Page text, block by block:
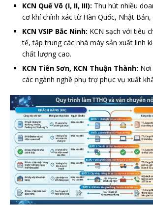
KCN Quế Võ (I, II, III): Thu hút nhiều
cơ khí chính xác từ Hàn Quốc, Nhật
KCN VSIP Bắc Ninh: KCN sạch với tiêu
tế, tập trung các nhà máy sản xuất linh
chất lượng cao.
KCN Tiên Sơn, KCN Thuận Thành:
các ngành nghề phụ trợ phục vụ xuất